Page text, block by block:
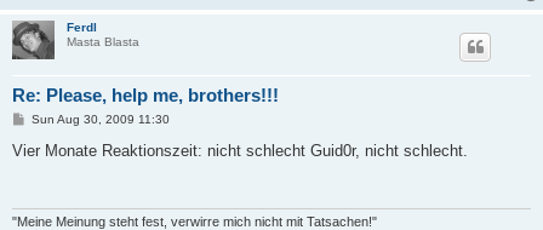
Ferdl
Masta Blasta
Re: Please, help me, brothers!!!
P
s
Sun Aug 30, 2009 11:30
Vier Monate Reaktionszeit: nicht schlecht Guid0r, nicht schlecht.
"Meine Meinung steht fest, verwirre mich nicht mit Tatsachen!"